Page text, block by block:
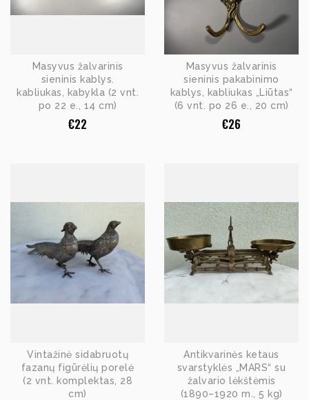
Masyvus žalvarinis
sieninis kablys.
kabliukas, kabykla (2 vnt.
po 22 e., 14 cm)
€22
Masyvus žalvarinis
sieninis pakabinimo
kablys, kabliukas „Liūtas“
(6 vnt. po 26 e., 20 cm)
€26
Vintažinė sidabruotų
fazanų figūrėlių porelė
(2 vnt. komplektas, 28
cm)
Antikvarinės ketaus
svarstyklės „MARS“ su
žalvario lėkštėmis
(1890–1920 m., 5 kg)